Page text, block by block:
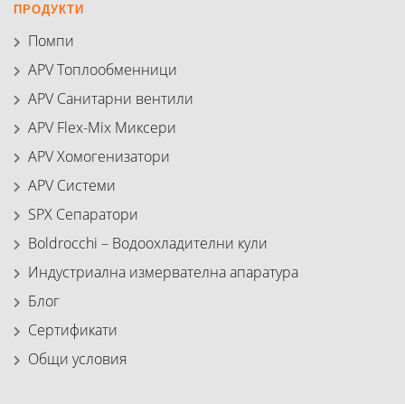
ПРОДУКТИ
Помпи
APV Топлообменници
APV Санитарни вентили
APV Flex-Mix Миксери
APV Хомогенизатори
APV Системи
SPX Сепаратори
Boldrocchi – Водоохладителни кули
Индустриална измервателна апаратура
Блог
Сертификати
Общи условия